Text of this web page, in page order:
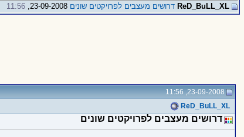
ReD_BuLL_XL דרושים מעצבים לפרויקטים שונים 11:56
23-09-2008, 11:56
ReD_BuLL_XL
דרושים מעצבים לפרויקטים שונים